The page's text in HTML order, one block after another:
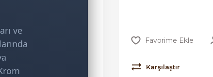
ve
Karşılaştır